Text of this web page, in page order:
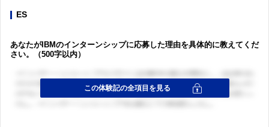
ES
あなたがIBMのインターンシップに応募した理由を具体的に教えてくだ
さい。（500字以内）